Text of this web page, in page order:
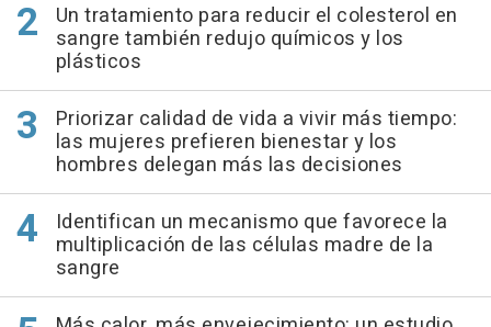
Un tratamiento para reducir el colesterol en
sangre también redujo químicos y los
plásticos
Priorizar calidad de vida a vivir más tiempo:
las mujeres prefieren bienestar y los
hombres delegan más las decisiones
Identifican un mecanismo que favorece la
multiplicación de las células madre de la
sangre